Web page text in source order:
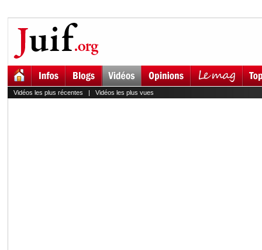
Vidéos les plus récentes | Vidéos les plus vues